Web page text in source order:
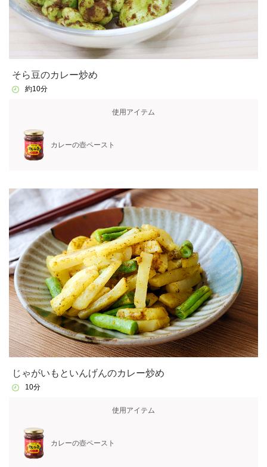
そら豆のカレー炒め
約10分
使用アイテム
カレーの壺ペースト
じゃがいもといんげんのカレー炒め
10分
使用アイテム
カレーの壺ペースト